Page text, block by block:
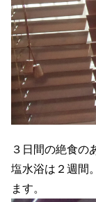
３日間の絶食の
塩水浴は２週間
ます。